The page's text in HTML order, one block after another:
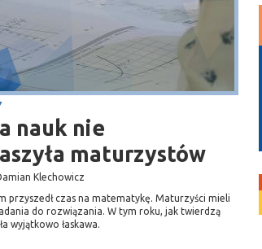
nauk nie
maturzystów
Klechowicz
przyszedł czas na matematykę. Maturzyści mieli
do rozwiązania. W tym roku, jak twierdzą
wyjątkowo łaskawa.